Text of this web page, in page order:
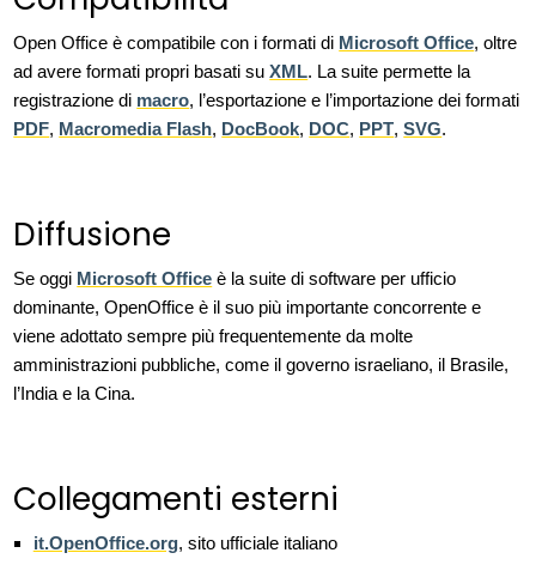
Open Office è compatibile con i formati di Microsoft Office, oltre
ad avere formati propri basati suXML. La suite permette la
registrazione di macro, l’esportazione e l’importazione dei formati
PDF, Macromedia Flash, DocBook, DOC, PPT,SVG.
Diffusione
Se oggi Microsoft Office è la suite di software per ufficio
dominante, OpenOffice è il suo più importante concorrente e
viene adottato sempre più frequentemente da molte
amministrazioni pubbliche, come il governo israeliano, il Brasile,
l’India e la Cina.
Collegamenti esterni
it.OpenOffice.org, sito ufficiale italiano